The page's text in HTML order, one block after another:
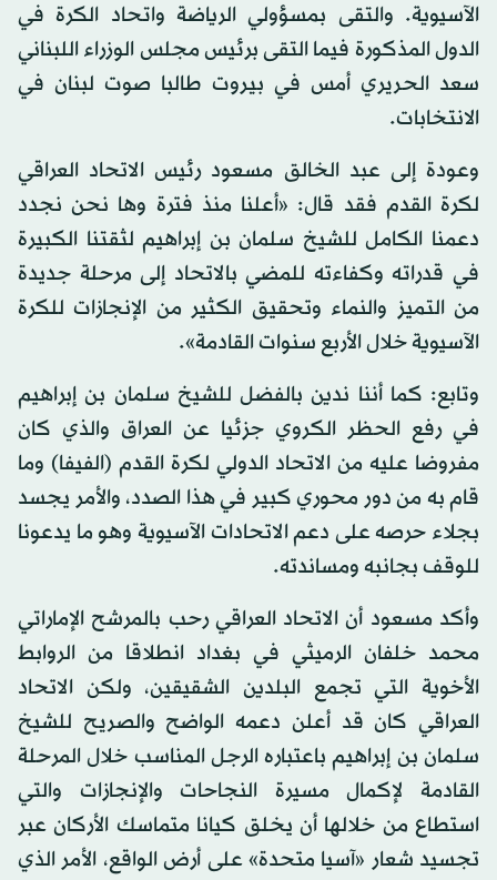
الآسيوية. والتقى بمسؤولي الرياضة واتحاد الكرة في
الدول المذكورة فيما التقى برئيس مجلس الوزراء اللبناني
سعد الحريري أمس في بيروت طالبا صوت لبنان في
الانتخابات.
وعودة إلى عبد الخالق مسعود رئيس الاتحاد العراقي
لكرة القدم فقد قال: «أعلنا منذ فترة وها نحن نجدد
دعمنا الكامل للشيخ سلمان بن إبراهيم لثقتنا الكبيرة
في قدراته وكفاءته للمضي بالاتحاد إلى مرحلة جديدة
من التميز والنماء وتحقيق الكثير من الإنجازات للكرة
الآسيوية خلال الأربع سنوات القادمة».
وتابع: كما أننا ندين بالفضل للشيخ سلمان بن إبراهيم
في رفع الحظر الكروي جزئيا عن العراق والذي كان
مفروضا عليه من الاتحاد الدولي لكرة القدم (الفيفا) وما
قام به من دور محوري كبير في هذا الصدد، والأمر يجسد
بجلاء حرصه على دعم الاتحادات الآسيوية وهو ما يدعونا
للوقف بجانبه ومساندته.
وأكد مسعود أن الاتحاد العراقي رحب بالمرشح الإماراتي
محمد خلفان الرميثي في بغداد انطلاقا من الروابط
الأخوية التي تجمع البلدين الشقيقين، ولكن الاتحاد
العراقي كان قد أعلن دعمه الواضح والصريح للشيخ
سلمان بن إبراهيم باعتباره الرجل المناسب خلال المرحلة
القادمة لإكمال مسيرة النجاحات والإنجازات والتي
استطاع من خلالها أن يخلق كيانا متماسك الأركان عبر
تجسيد شعار «آسيا متحدة» على أرض الواقع، الأمر الذي